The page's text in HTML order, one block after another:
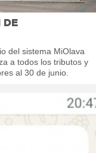
DE
del sistema MiOlava
a todos los tributos y
al 30 de junio.